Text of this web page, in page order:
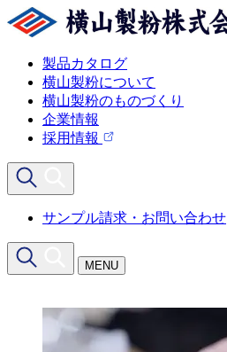
製品カタログ
横山製粉について
横山製粉のものづくり
企業情報
採用情報
サンプル請求・お問い合わせ
MENU